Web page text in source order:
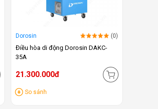
Dorosin (0)
Điều hòa di động Dorosin DAKC-
35A
21.300.000đ
So sánh